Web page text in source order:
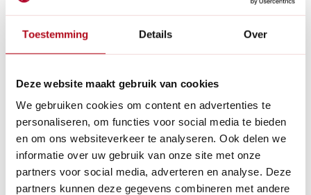
Toestemming Details Over
Deze website maakt gebruik van cookies
We gebruiken cookies om content en advertenties te
personaliseren, om functies voor social media te bieden
en om ons websiteverkeer te analyseren. Ook delen we
informatie over uw gebruik van onze site met onze
partners voor social media, adverteren en analyse. Deze
partners kunnen deze gegevens combineren met andere
werken, zodat je goed kan zien wat je doet. Veelal gebruikt bij
te rooien.
Betaal achteraf met Riverty.
Gratis verzenden
vanaf € 60 in België en Nederland.*
dagen bedenktijd
de tuinspecialist voor tuinliefhebbers
Nieuw:
Haal je bestelling in Wilnis bij ons op!
Stel een vraag over dit product